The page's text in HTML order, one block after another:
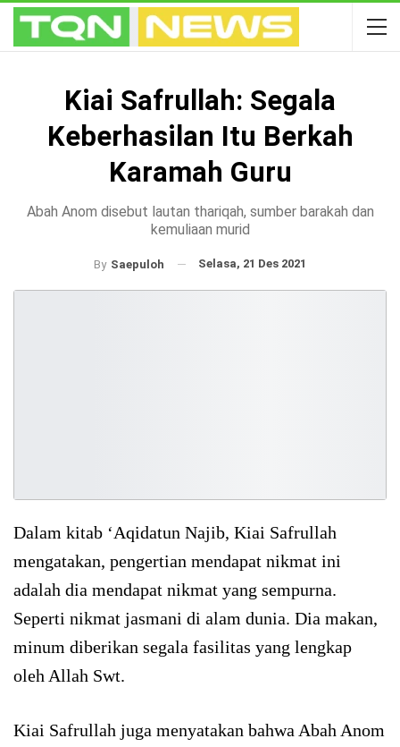
Kiai Safrullah: Segala
Keberhasilan Itu Berkah
Karamah Guru
Abah Anom disebut lautan thariqah, sumber barakah dan
kemuliaan murid
By Saepuloh Selasa, 21 Des 2021
Dalam kitab ‘Aqidatun Najib, Kiai Safrullah
mengatakan, pengertian mendapat nikmat ini
adalah dia mendapat nikmat yang sempurna.
Seperti nikmat jasmani di alam dunia. Dia makan,
minum diberikan segala fasilitas yang lengkap
oleh Allah Swt.
Kiai Safrullah juga menyatakan bahwa Abah Anom